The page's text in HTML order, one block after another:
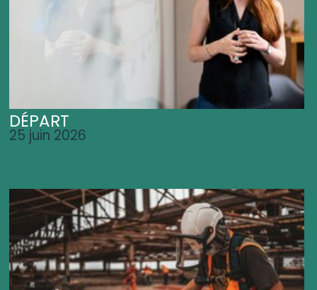
DÉPART
25 juin 2026